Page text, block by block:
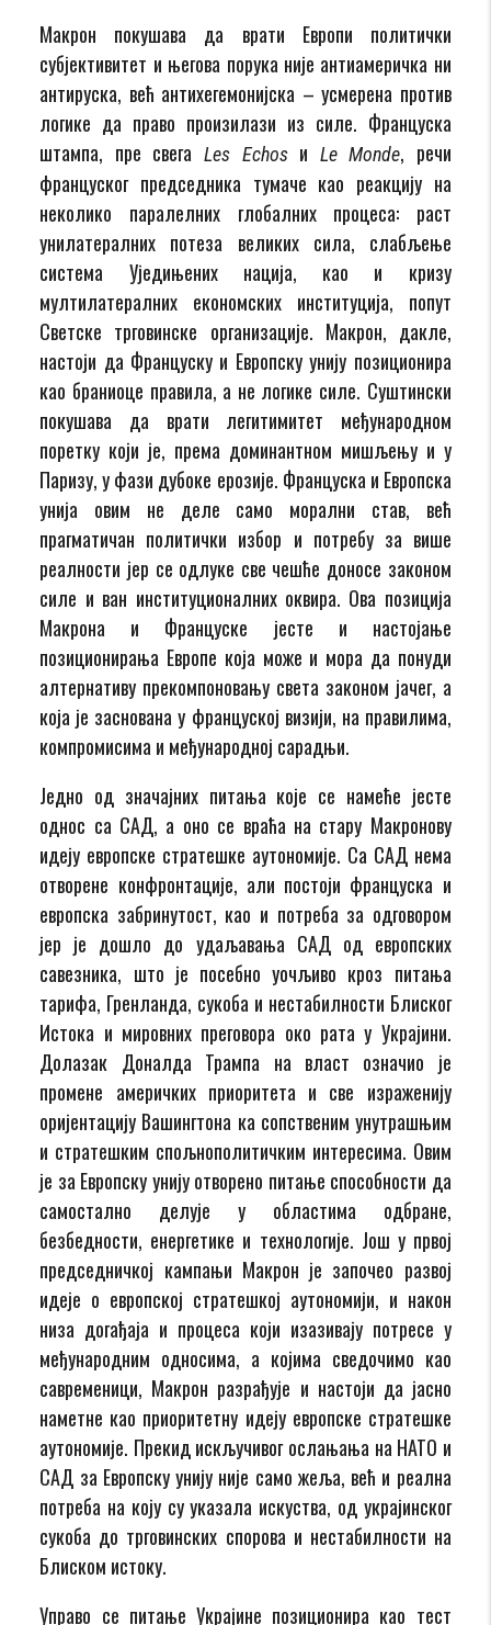
Макрон покушава да врати Европи политички
субјективитет и његова порука није антиамеричка ни
антируска, већ антихегемонијска – усмерена против
логике да право произилази из силе. Француска
штампа, пре свега Les Echosи Le Monde, речи
француског председника тумаче као реакцију на
неколико паралелних глобалних процеса: раст
унилатералних потеза великих сила, слабљење
система Уједињених нација, као и кризу
мултилатералних економских институција, попут
Светске трговинске организације. Макрон, дакле,
настоји да Француску и Европску унију позиционира
као браниоце правила, а не логике силе. Суштински
покушава да врати легитимитет међународном
поретку који је, према доминантном мишљењу и у
Паризу, у фази дубоке ерозије. Француска и Европска
унија овим не деле само морални став, већ
прагматичан политички избор и потребу за више
реалности јер се одлуке све чешће доносе законом
силе и ван институционалних оквира. Ова позиција
Макрона и Француске јесте и настојање
позиционирања Европе која може и мора да понуди
алтернативу прекомпоновању света законом јачег, а
која је заснована у француској визији, на правилима,
компромисима и међународној сарадњи.
Једно од значајних питања које се намеће јесте
однос са САД, а оно се враћа на стару Макронову
идеју европске стратешке аутономије. Са САД нема
отворене конфронтације, али постоји француска и
европска забринутост, као и потреба за одговором
јер је дошло до удаљавања САД од европских
савезника, што је посебно уочљиво кроз питања
тарифа, Гренланда, сукоба и нестабилности Блиског
Истока и мировних преговора око рата у Украјини.
Долазак Доналда Трампа на власт означио је
промене америчких приоритета и све израженију
оријентацију Вашингтона ка сопственим унутрашњим
и стратешким спољнополитичким интересима. Овим
је за Европску унију отворено питање способности да
самостално делује у областима одбране,
безбедности, енергетике и технологије. Још у првој
председничкој кампањи Макрон је започео развој
идеје о европској стратешкој аутономији, и након
низа догађаја и процеса који изазивају потресе у
међународним односима, а којима сведочимо као
савременици, Макрон разрађује и настоји да јасно
наметне као приоритетну идеју европске стратешке
аутономије. Прекид искључивог ослањања на НАТО и
САД за Европску унију није само жеља, већ и реална
потреба на коју су указала искуства, од украјинског
сукоба до трговинских спорова и нестабилности на
Блиском истоку.
Управо се питање Украјине позиционира као тест